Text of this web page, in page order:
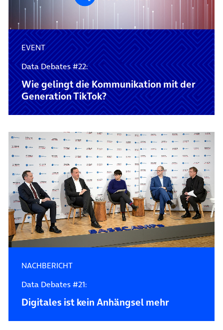
EVENT
Data Debates #22:
Wie gelingt die Kommunikation mit der
Generation TikTok?
NACHBERICHT
Data Debates #21:
Digitales ist kein Anhängsel mehr